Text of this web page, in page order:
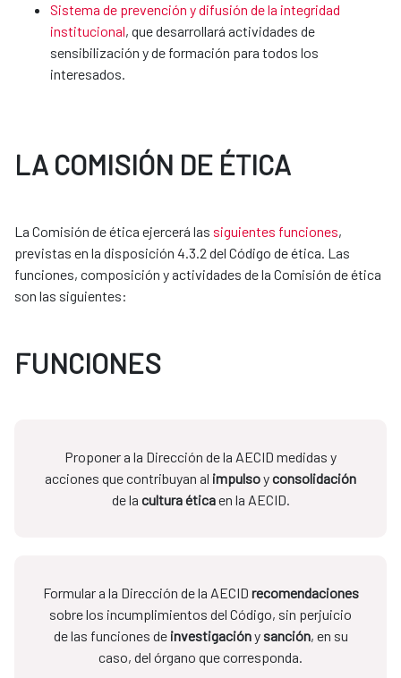
Sistema de prevención y difusión de la integridad
institucional, que desarrollará actividades de
sensibilización y de formación para todos los
interesados.
LA COMISIÓN DE ÉTICA
La Comisión de ética ejercerá las siguientes funciones,
previstas en la disposición 4.3.2 del Código de ética. Las
funciones, composición y actividades de la Comisión de ética
son las siguientes:
FUNCIONES
Proponer a la Dirección de la AECID medidas y
acciones que contribuyan al impulsoyconsolidación
de la cultura éticaen la AECID.
Formular a la Dirección de la AECID recomendaciones
sobre los incumplimientos del Código, sin perjuicio
de las funciones de investigaciónysanción, en su
caso, del órgano que corresponda.